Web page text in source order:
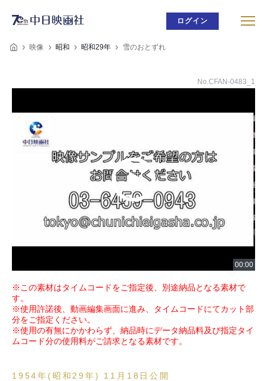
ログイン
映像 昭和 昭和29年 雪のおとずれ
No.CFAN-0483_1
※この素材はタイムコードをご指定後、別途納品となる素材で
す。
※使用許諾後、動画編集画面に進み、タイムコードにてカット部
分をご指定ください。
※使用の有無にかかわらず、納品時にデータ納品料及び指定タイ
ムコード分の使用料がご請求となる素材です。
1954年(昭和29年) 11月18日公開